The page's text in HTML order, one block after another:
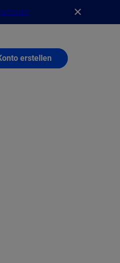
erstellen